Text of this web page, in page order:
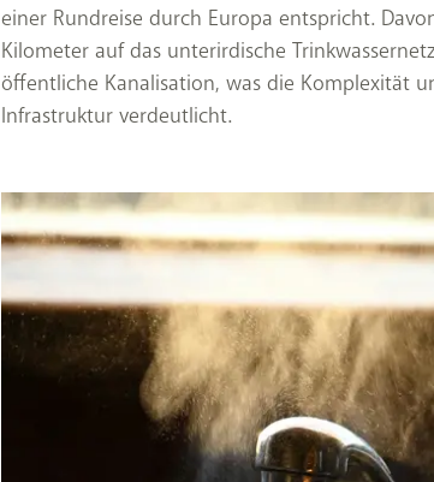
einer Rundreise durch Europa entspricht.
Kilometer auf das unterirdische
öffentliche Kanalisation, was die Komplexität
Infrastruktur verdeutlicht.